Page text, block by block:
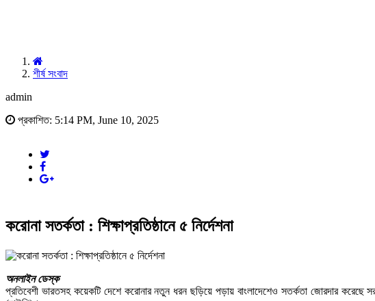
শীর্ষ সংবাদ
admin
প্রকাশিত: 5:14 PM, June 10, 2025
করোনা সতর্কতা : শিক্ষাপ্রতিষ্ঠানে ৫ নির্দেশনা
অনলাইন ডেস্ক
প্রতিবেশী ভারতসহ কয়েকটি দেশে করোনার নতুন ধরন ছড়িয়ে পড়ায় বাংলাদেশেও সতর্কতা জোরদার করেছে